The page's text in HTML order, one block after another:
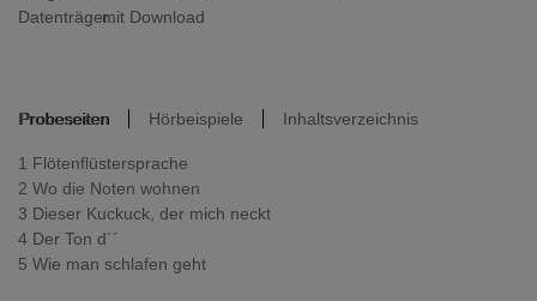
Datenträger:mit Download
Probeseiten Hörbeispiele Inhaltsverzeichnis
1 Flötenflüstersprache
2 Wo die Noten wohnen
3 Dieser Kuckuck, der mich neckt
4 Der Ton d´´
5 Wie man schlafen geht